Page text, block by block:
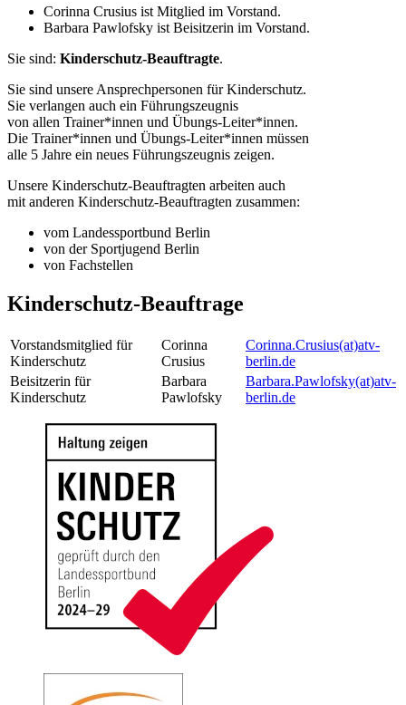
Corinna Crusius ist Mitglied im Vorstand.
Barbara Pawlofsky ist Beisitzerin im Vorstand.
Sie sind: Kinderschutz-Beauftragte.
Sie sind unsere Ansprechpersonen für Kinderschutz.
Sie verlangen auch ein Führungszeugnis
von allen Trainer*innen und Übungs-Leiter*innen.
Die Trainer*innen und Übungs-Leiter*innen müssen
alle 5 Jahre ein neues Führungszeugnis zeigen.
Unsere Kinderschutz-Beauftragten arbeiten auch
mit anderen Kinderschutz-Beauftragten zusammen:
vom Landessportbund Berlin
von der Sportjugend Berlin
von Fachstellen
Kinderschutz-Beauftrage
Vorstandsmitglied für
Kinderschutz
Corinna
Crusius
Corinna.Crusius(at)atv-
berlin.de
Beisitzerin für
Kinderschutz
Barbara
Pawlofsky
Barbara.Pawlofsky(at)atv-
berlin.de